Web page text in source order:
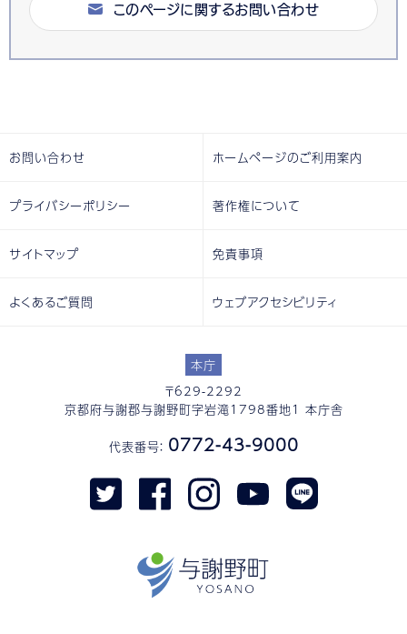
このページに関するお問い合わせ
本庁
〒629-2292
京都府与謝郡与謝野町字岩滝1798番地1 本庁舎
代表番号： 0772-43-9000
お問い合わせ ホームページのご利用案内
プライバシーポリシー 著作権について
サイトマップ 免責事項
よくあるご質問 ウェブアクセシビリティ